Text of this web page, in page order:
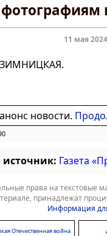
11 мая
ЗИМНИЦКАЯ.
новости.
источник: Газета
права на текстовые
принадлежат
Информация
Отечественная война